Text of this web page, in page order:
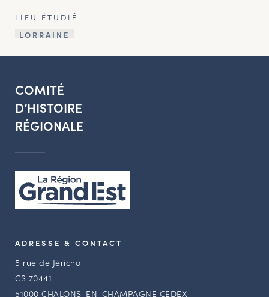
LIEU ÉTUDIÉ
LORRAINE
COMITÉ
D’HISTOIRE
RÉGIONALE
ADRESSE & CONTACT
5 rue de Jéricho
CS 70441
51000 CHALONS-EN-CHAMPAGNE CEDEX